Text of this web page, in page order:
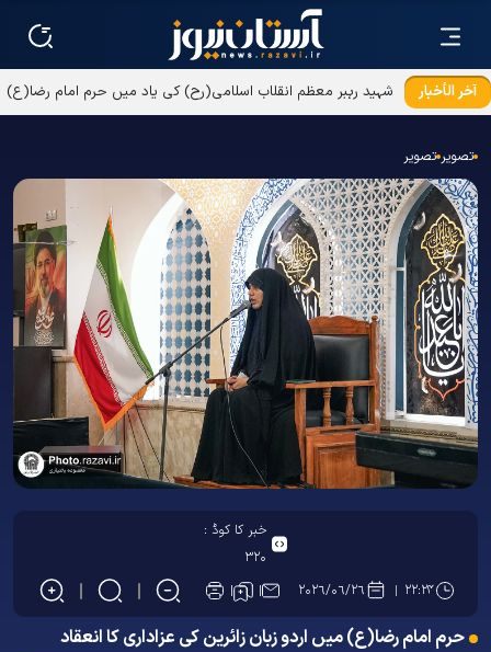
آخر الأخبار
شہید رہبر معظم انقلاب اسلامی(رح) کی یاد میں حرم امام رضا(ع)
میں تقریب کا انعقاد
تصویر تصویر
خبر کا کوڈ :
۳۲۰
۲۲:۲۴
۲۰۲۶/۰۶/۲۶
حرم امام رضا(ع) میں اردو زبان زائرین کی عزاداری کا انعقاد